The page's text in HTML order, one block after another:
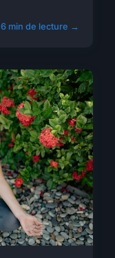
6 min de lecture →